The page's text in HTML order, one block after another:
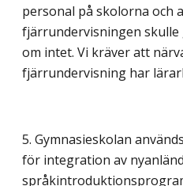
personal på skolorna och
fjärrundervisningen
om intet. Vi kräver att
fjärrundervisning har
5. Gymnasieskolan
för integration av